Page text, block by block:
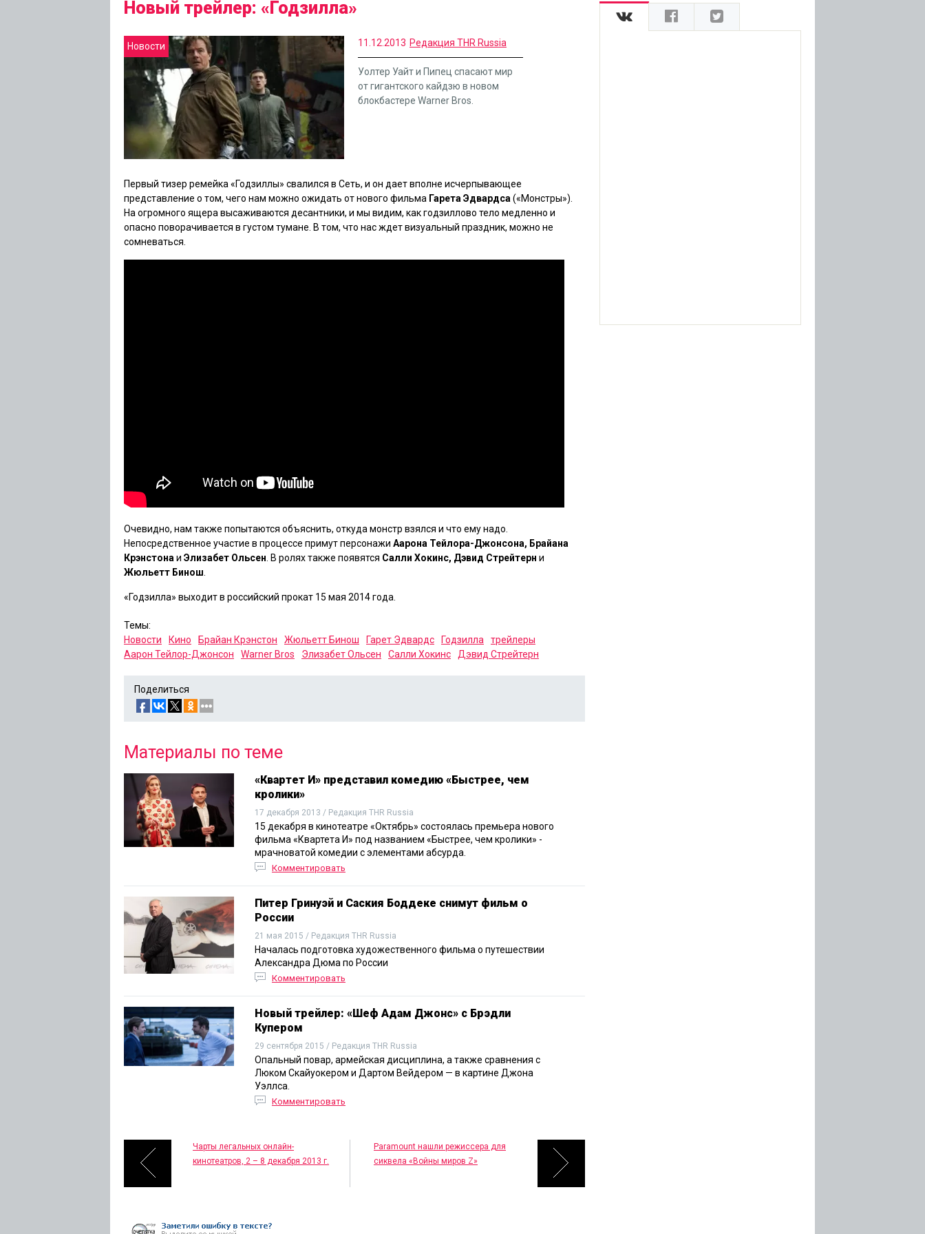
Новый трейлер: «Годзилла»
Новости 11.12.2013 Редакция THR Russia
Уолтер Уайт и Пипец спасают мир
от гигантского кайдзю в новом
блокбастере Warner Bros.
Первый тизер ремейка «Годзиллы» свалился в Сеть, и он дает вполне исчерпывающее
представление о том, чего нам можно ожидать от нового фильма Гарета Эдвардса («Монстры»).
На огромного ящера высаживаются десантники, и мы видим, как годзиллово тело медленно и
опасно поворачивается в густом тумане. В том, что нас ждет визуальный праздник, можно не
сомневаться.
Очевидно, нам также попытаются объяснить, откуда монстр взялся и что ему надо.
Непосредственное участие в процессе примут персонажи Аарона Тейлора-Джонсона, Брайана
Крэнстона и Элизабет Ольсен . В ролях также появятся Салли Хокинс, Дэвид Стрейтерн и
Жюльетт Бинош
«Годзилла» выходит в российский прокат 15 мая 2014 года.
Темы:
Новости
Кино Брайан Крэнстон Жюльетт Бинош Гарет Эдвардс Годзилла
трейлеры
Аарон Тейлор-Джонсон
Warner Bros Элизабет Ольсен Салли Хокинс Дэвид Стрейтерн
Поделиться
Материалы по теме
«Квартет И» представил комедию «Быстрее, чем
кролики»
17 декабря 2013 / Редакция THR Russia
15 декабря в кинотеатре «Октябрь» состоялась премьера нового
фильма «Квартета И» под названием «Быстрее, чем кролики» -
мрачноватой комедии с элементами абсурда.
Комментировать
Питер Гринуэй и Саския Боддеке снимут фильм о
России
21 мая 2015 / Редакция THR Russia
Началась подготовка художественного фильма о путешествии
Александра Дюма по России
Комментировать
Новый трейлер: «Шеф Адам Джонс» с Брэдли
Купером
29 сентября 2015 / Редакция THR Russia
Опальный повар, армейская дисциплина, а также сравнения с
Люком Скайуокером и Дартом Вейдером — в картине Джона
Уэллса.
Комментировать
Чарты легальных онлайн-
кинотеатров, 2 – 8 декабря 2013 г.
Paramount нашли режиссера для
сиквела «Войны миров Z»